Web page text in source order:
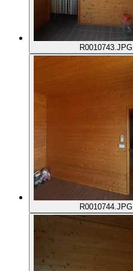
R0010743.JPG
R0010744.JPG